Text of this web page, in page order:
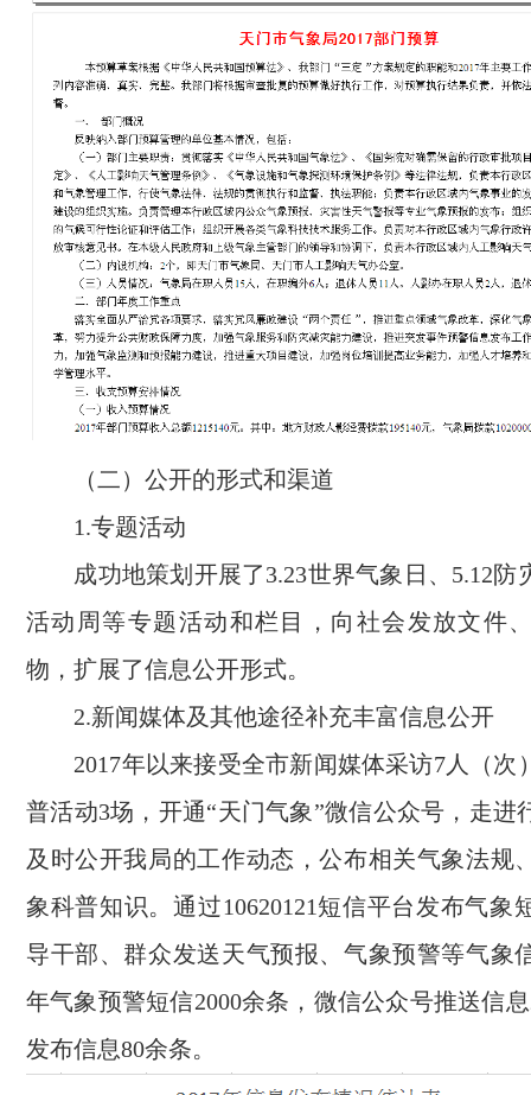
（二）公开的形式和渠道
1.专题活动
成功地策划开展了3.23世界气象日、5.12防
活动周等专题活动和栏目，向社会发放文件
物，扩展了信息公开形式。
2.新闻媒体及其他途径补充丰富信息公开
2017年以来接受全市新闻媒体采访7人（次
普活动3场，开通“天门气象”微信公众号，走进
及时公开我局的工作动态，公布相关气象法规
象科普知识。通过10620121短信平台发布气象
导干部、群众发送天气预报、气象预警等气象
年气象预警短信2000余条，微信公众号推送信
发布信息80余条。